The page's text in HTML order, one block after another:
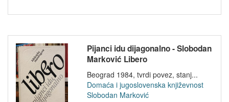
Pijanci idu dijagonalno - Slobodan
Marković Libero
Beograd 1984, tvrdi povez, stanj...
Domaća i jugoslovenska književnost
Slobodan Marković